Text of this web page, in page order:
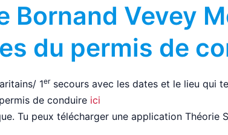
Bornand Vevey
du permis de
1ersecours avec les dates et le lieu qui
de conduire ici
Tu peux télécharger une application Théorie